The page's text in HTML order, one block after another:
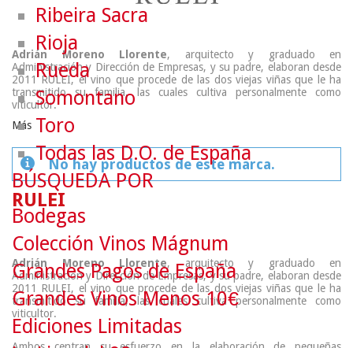
Adrián Moreno Llorente, arquitecto y graduado en
Administración y Dirección de Empresas, y su padre, elaboran desde
2011 RULEI, el vino que procede de las dos viejas viñas que le ha
transmitido su familia, las cuales cultiva personalmente como
viticultor.
Más
No hay productos de este marca.
RULEI
Adrián Moreno Llorente, arquitecto y graduado en
Administración y Dirección de Empresas, y su padre, elaboran desde
2011 RULEI, el vino que procede de las dos viejas viñas que le ha
transmitido su familia, las cuales cultiva personalmente como
viticultor.
Ribeira Sacra
Rioja
Rueda
Somontano
Toro
Todas las D.O. de España
BÚSQUEDA POR
Bodegas
Colección Vinos Mágnum
Grandes Pagos de España
Grandes Vinos Menos 10€
Ediciones Limitadas